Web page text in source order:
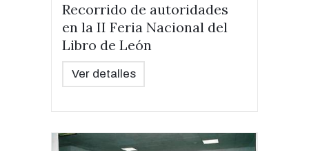
Recorrido de autoridades
en la II Feria Nacional del
Libro de León
Ver detalles